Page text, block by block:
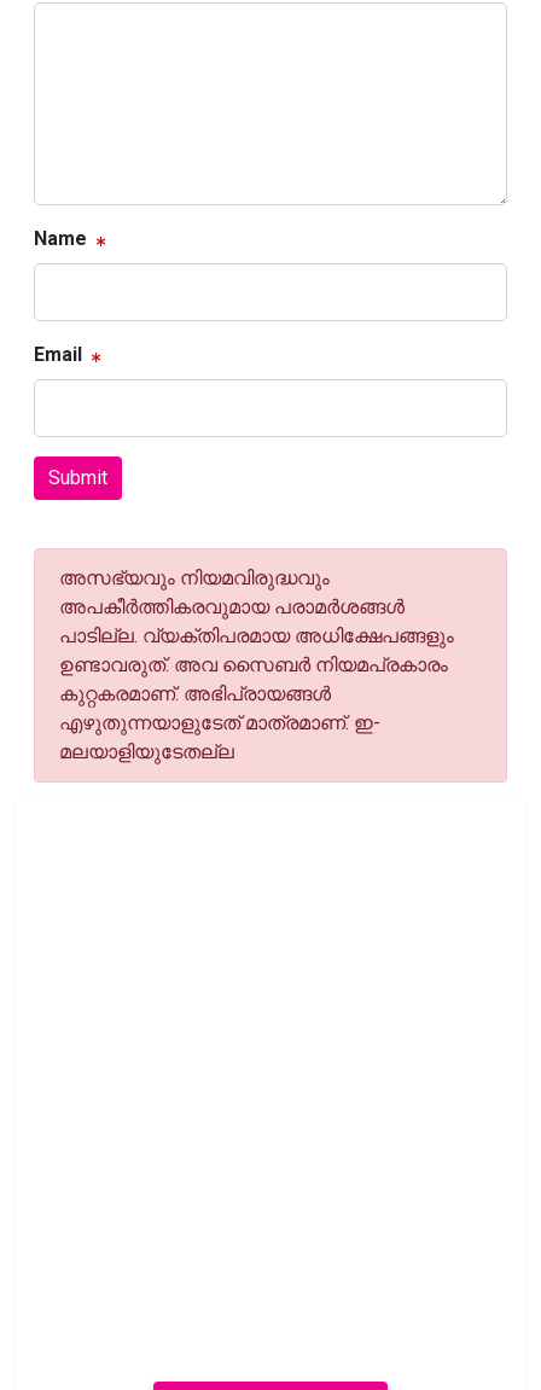
Name
Email
Submit
അസഭ്യവും നിയമവിരുദ്ധവും
അപകീര്‍ത്തികരവുമായ പരാമര്‍ശങ്ങള്‍
പാടില്ല. വ്യക്തിപരമായ അധിക്ഷേപങ്ങളും
ഉണ്ടാവരുത്. അവ സൈബര്‍ നിയമപ്രകാരം
കുറ്റകരമാണ്. അഭിപ്രായങ്ങള്‍
എഴുതുന്നയാളുടേത് മാത്രമാണ്. ഇ-
മലയാളിയുടേതല്ല